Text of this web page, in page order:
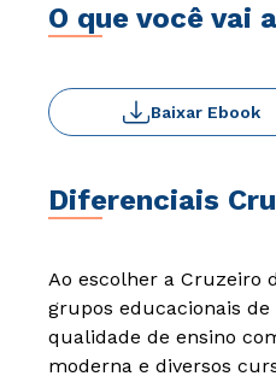
O que você vai
Baixar Ebook
Diferenciais
Ao escolher a Cruzeiro
grupos educacionais
qualidade de ensino
moderna e diversos